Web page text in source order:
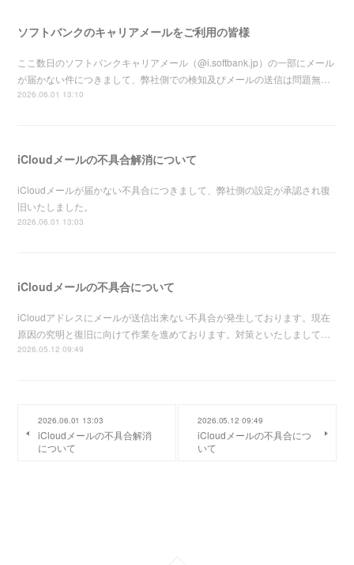
ソフトバンクのキャリアメールをご利用の皆様
ここ数日のソフトバンクキャリアメール（@i.softbank.jp）の一部にメール
が届かない件につきまして、弊社側での検知及びメールの送信は問題無…
2026.06.01 13:10
iCloudメールの不具合解消について
iCloudメールが届かない不具合につきまして、弊社側の設定が承認され復
旧いたしました。
2026.06.01 13:03
iCloudメールの不具合について
iCloudアドレスにメールが送信出来ない不具合が発生しております。現在
原因の究明と復旧に向けて作業を進めております。対策といたしまして…
2026.05.12 09:49
2026.06.01 13:03
iCloudメールの不具合解消
について
2026.05.12 09:49
iCloudメールの不具合につ
いて